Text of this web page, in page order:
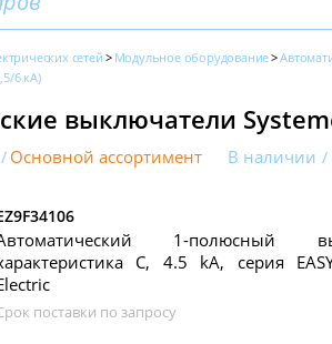
сетей Модульное оборудование
6 кА)
выключатели
Основной ассортимент В наличии
1-полюсный
C, 4.5 kA, серия
поставки по запросу